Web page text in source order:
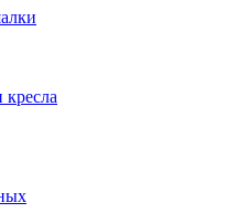
кресла